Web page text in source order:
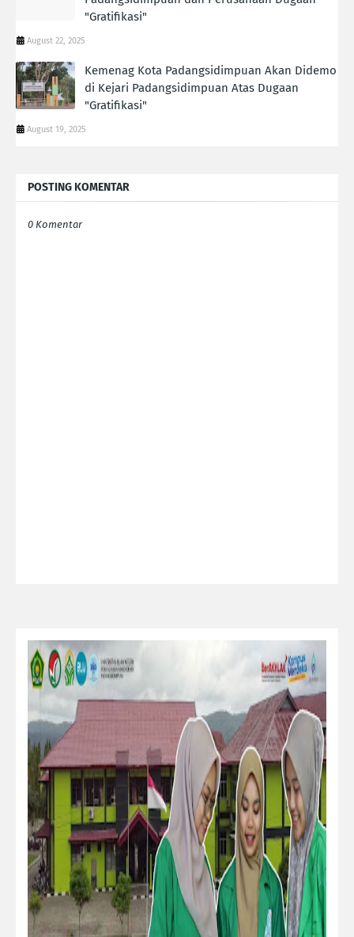
"Gratifikasi"
August 22, 2025
Kemenag Kota Padangsidimpuan Akan Didemo
di Kejari Padangsidimpuan Atas Dugaan
"Gratifikasi"
August 19, 2025
POSTING KOMENTAR
0 Komentar